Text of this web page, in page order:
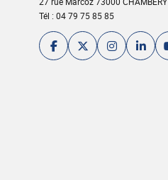
Tél : 04 79 75 85 85